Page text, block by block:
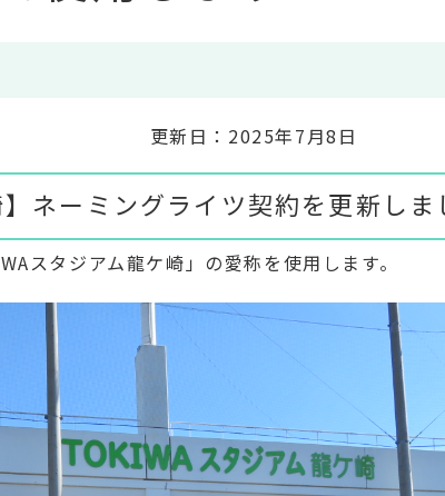
更新日：2025年7月8日
】ネーミングライツ契約を更新しま
スタジアム龍ケ崎」の愛称を使用します。